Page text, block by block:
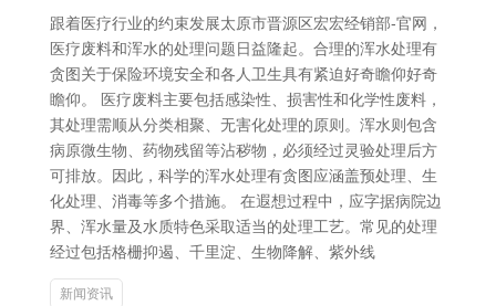
跟着医疗行业的约束发展太原市晋源区宏宏经销部-官网，
医疗废料和浑水的处理问题日益隆起。合理的浑水处理有
贪图关于保险环境安全和各人卫生具有紧迫好奇瞻仰好奇
瞻仰。 医疗废料主要包括感染性、损害性和化学性废料，
其处理需顺从分类相聚、无害化处理的原则。浑水则包含
病原微生物、药物残留等沾秽物，必须经过灵验处理后方
可排放。因此，科学的浑水处理有贪图应涵盖预处理、生
化处理、消毒等多个措施。 在遐想过程中，应字据病院边
界、浑水量及水质特色采取适当的处理工艺。常见的处理
经过包括格栅抑遏、千里淀、生物降解、紫外线
新闻资讯